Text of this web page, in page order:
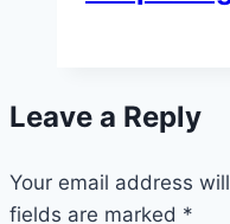
Leave a Reply
Your email address
fields are marked *